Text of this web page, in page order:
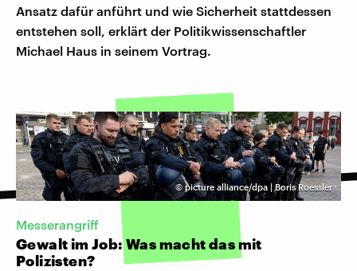
Ansatz dafür anführt und wie Sicherheit stattdessen
entstehen soll, erklärt der Politikwissenschaftler
Michael Haus in seinem Vortrag.
© picture alliance/dpa | Boris Roessler
Messerangriff
Gewalt im Job: Was macht das mit
Polizisten?